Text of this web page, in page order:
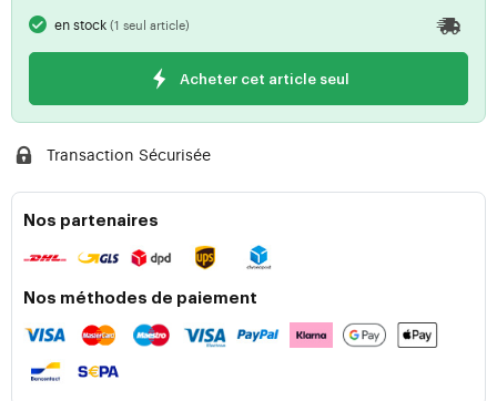
en stock(1 seul article)
Acheter cet article seul
Transaction Sécurisée
Nos partenaires
Nos méthodes de paiement